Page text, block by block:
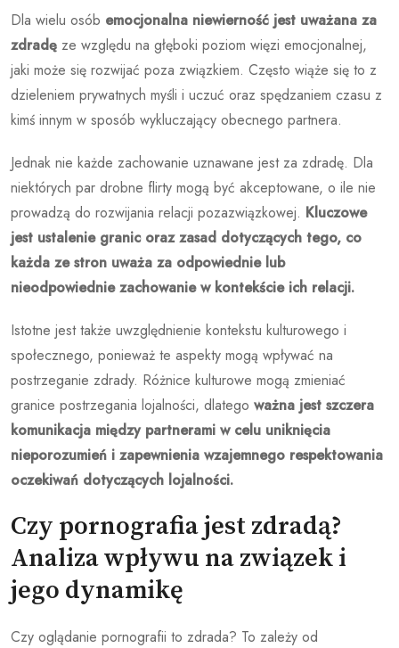
Dla wielu osób emocjonalna niewierność jest uważana za
zdradę ze względu na głęboki poziom więzi emocjonalnej,
jaki może się rozwijać poza związkiem. Często wiąże się to z
dzieleniem prywatnych myśli i uczuć oraz spędzaniem czasu z
kimś innym w sposób wykluczający obecnego partnera.
Jednak nie każde zachowanie uznawane jest za zdradę. Dla
niektórych par drobne flirty mogą być akceptowane, o ile nie
prowadzą do rozwijania relacji pozazwiązkowej. Kluczowe
jest ustalenie granic oraz zasad dotyczących tego, co
każda ze stron uważa za odpowiednie lub
nieodpowiednie zachowanie w kontekście ich relacji.
Istotne jest także uwzględnienie kontekstu kulturowego i
społecznego, ponieważ te aspekty mogą wpływać na
postrzeganie zdrady. Różnice kulturowe mogą zmieniać
granice postrzegania lojalności, dlatego ważna jest szczera
komunikacja między partnerami w celu uniknięcia
nieporozumień i zapewnienia wzajemnego respektowania
oczekiwań dotyczących lojalności.
Czy pornografia jest zdradą?
Analiza wpływu na związek i
jego dynamikę
Czy oglądanie pornografii to zdrada? To zależy od